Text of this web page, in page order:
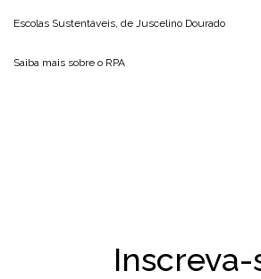
Escolas Sustentáveis, de Juscelino Dourado
Saiba mais sobre o RPA
Inscreva-